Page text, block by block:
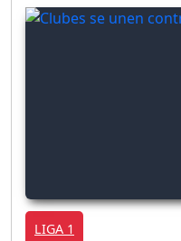
LIGA 1